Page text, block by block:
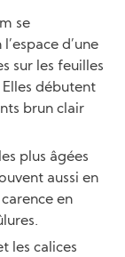
se
d’une
sur les feuilles
Elles débutent
brun clair
plus âgées
aussi en
en
les calices